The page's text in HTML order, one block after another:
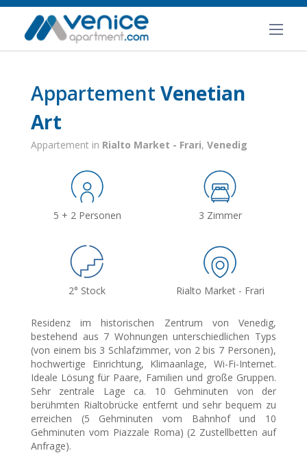
Appartement Venetian
Art
Appartement in Rialto Market - Frari, Venedig
5 + 2 Personen 3 Zimmer
2° Stock Rialto Market - Frari
Residenz im historischen Zentrum von Venedig,
bestehend aus 7 Wohnungen unterschiedlichen Typs
(von einem bis 3 Schlafzimmer, von 2 bis 7 Personen),
hochwertige Einrichtung, Klimaanlage, Wi-Fi-Internet.
Ideale Lösung für Paare, Familien und große Gruppen.
Sehr zentrale Lage ca. 10 Gehminuten von der
berühmten Rialtobrücke entfernt und sehr bequem zu
erreichen (5 Gehminuten vom Bahnhof und 10
Gehminuten vom Piazzale Roma) (2 Zustellbetten auf
Anfrage).